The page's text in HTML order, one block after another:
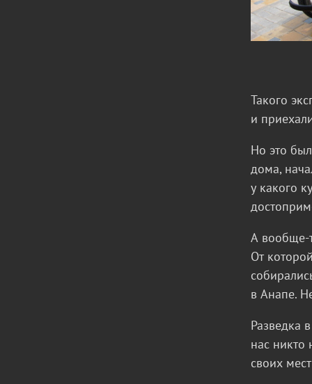
Такого
и
Но это
дома,
у какого
А вообще-
От
в Анапе.
Разведка
нас никто
своих